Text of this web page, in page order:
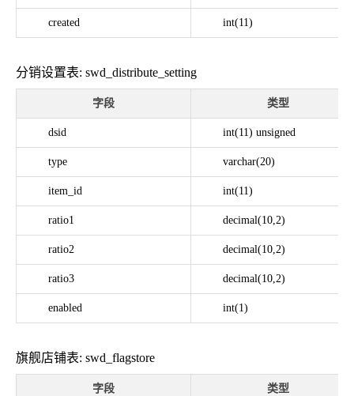
created int(11)
分销设置表: swd_distribute_setting
字段 类型
dsid int(11) unsigned
type varchar(20)
item_id int(11)
ratio1 decimal(10,2)
ratio2 decimal(10,2)
ratio3 decimal(10,2)
enabled int(1)
旗舰店铺表: swd_flagstore
字段 类型